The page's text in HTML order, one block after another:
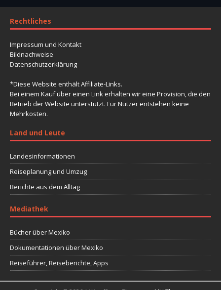
Rechtliches
Impressum und Kontakt
Bildnachweise
Datenschutzerklärung
*Diese Website enthält Affiliate-Links.
Bei einem Kauf über einen Link erhalten wir eine Provision, die den
Betrieb der Website unterstützt. Für Nutzer entstehen keine
Mehrkosten.
Land und Leute
Landesinformationen
Reiseplanung und Umzug
Berichte aus dem Alltag
Mediathek
Bücher über Mexiko
Dokumentationen über Mexiko
Reiseführer, Reiseberichte, Apps